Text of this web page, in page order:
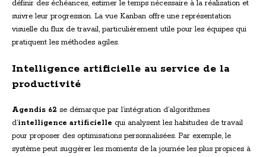
définir des échéances, estimer le temps nécessaire à la réalisation et
suivre leur progression. La vue Kanban offre une représentation
visuelle du flux de travail, particulièrement utile pour les équipes qui
pratiquent les méthodes agiles.
Intelligence artificielle au service de la
productivité
Agendis 62 se démarque par l’intégration d’algorithmes
d’intelligence artificielle qui analysent les habitudes de travail
pour proposer des optimisations personnalisées. Par exemple, le
système peut suggérer les moments de la journée les plus propices à